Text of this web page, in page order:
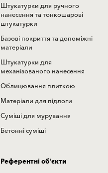
Штукатурки для ручного
нанесення та тонкошарові
штукатурки
Базові покриття та допоміжні
матеріали
Штукатурки для
механізованого нанесення
Облицювання плиткою
Матеріали для підлоги
Суміші для мурування
Бетонні суміші
Референтні об'єкти